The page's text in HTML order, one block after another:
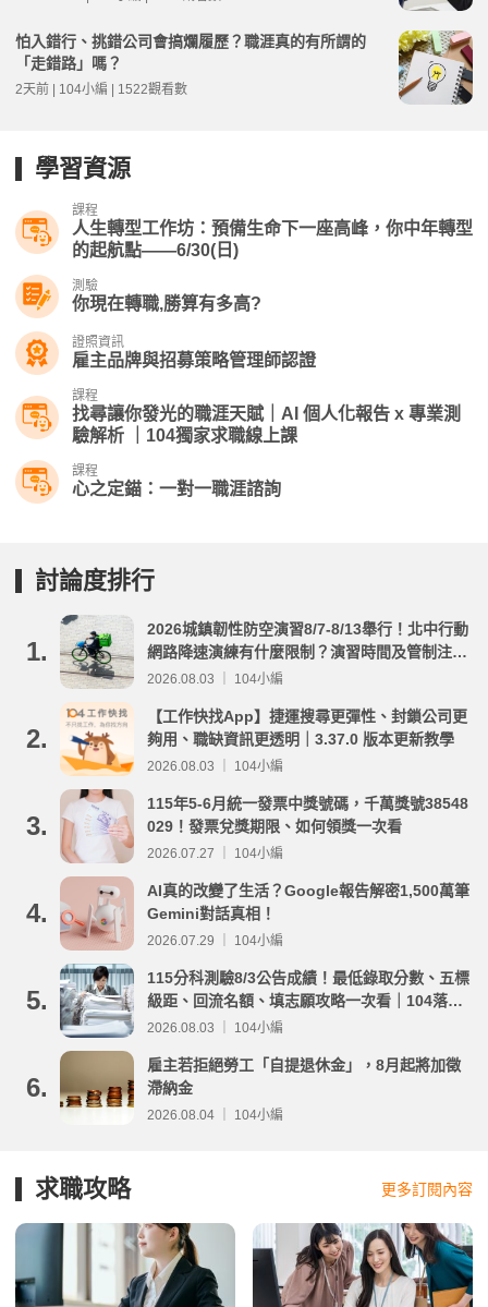
怕入錯行、挑錯公司會搞爛履歷？職涯真的有所謂的
「走錯路」嗎？
2天前 | 104小編 | 1522觀看數
學習資源
課程
人生轉型工作坊：預備生命下一座高峰，你中年轉型
的起航點——6/30(日)
測驗
你現在轉職,勝算有多高?
證照資訊
雇主品牌與招募策略管理師認證
課程
找尋讓你發光的職涯天賦｜AI 個人化報告 x 專業測
驗解析 ｜104獨家求職線上課
課程
心之定錨：一對一職涯諮詢
討論度排行
1.
2026城鎮韌性防空演習8/7-8/13舉行！北中行動
網路降速演練有什麼限制？演習時間及管制注意
事項整理
2026.08.03 ｜ 104小編
2.
【工作快找App】捷運搜尋更彈性、封鎖公司更
夠用、職缺資訊更透明｜3.37.0 版本更新教學
2026.08.03 ｜ 104小編
3.
115年5-6月統一發票中獎號碼，千萬獎號38548
029！發票兌獎期限、如何領獎一次看
2026.07.27 ｜ 104小編
4.
AI真的改變了生活？Google報告解密1,500萬筆
Gemini對話真相！
2026.07.29 ｜ 104小編
5.
115分科測驗8/3公告成績！最低錄取分數、五標
級距、回流名額、填志願攻略一次看｜104落點
分析
2026.08.03 ｜ 104小編
6.
雇主若拒絕勞工「自提退休金」，8月起將加徵
滯納金
2026.08.04 ｜ 104小編
求職攻略 更多訂閱內容